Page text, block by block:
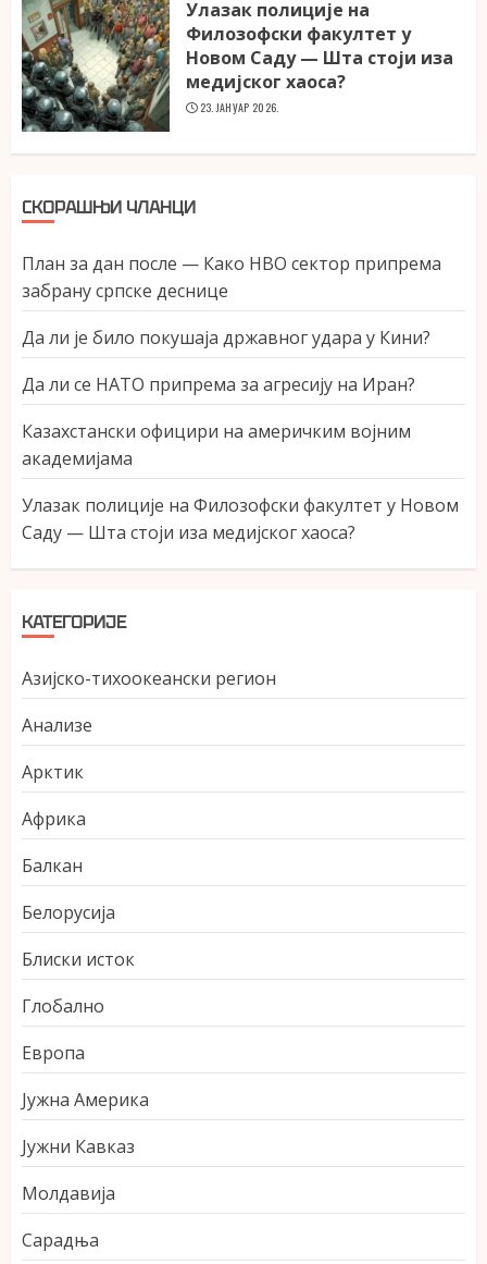
Улазак полиције на
Филозофски факултет у
Новом Саду — Шта стоји иза
медијског хаоса?
23. ЈАНУАР 2026.
СКОРАШЊИ ЧЛАНЦИ
План за дан после — Како НВО сектор припрема
забрану српске деснице
Да ли је било покушаја државног удара у Кини?
Да ли се НАТО припрема за агресију на Иран?
Казахстански официри на америчким војним
академијама
Улазак полиције на Филозофски факултет у Новом
Саду — Шта стоји иза медијског хаоса?
КАТЕГОРИЈЕ
Азијско-тихоокеански регион
Анализе
Арктик
Африка
Балкан
Белорусија
Блиски исток
Глобално
Европа
Јужна Америка
Јужни Кавказ
Молдавија
Сарадња